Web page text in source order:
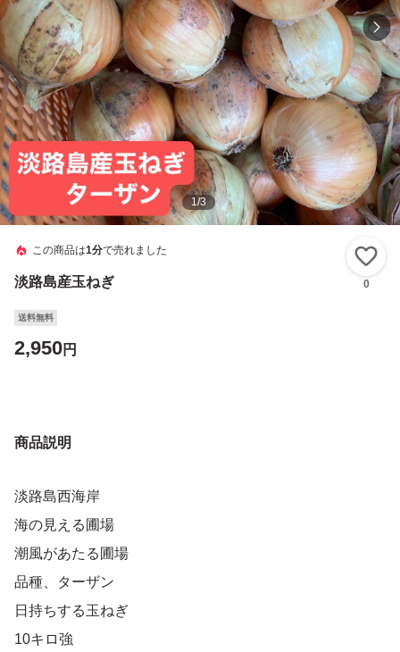
1/3
この商品は1分で売れました
淡路島産玉ねぎ 0
送料無料
2,950円
商品説明
淡路島西海岸
海の見える圃場
潮風があたる圃場
品種、ターザン
日持ちする玉ねぎ
10キロ強